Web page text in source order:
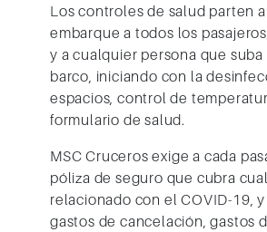
Los controles de salud parten
embarque a todos los
y a cualquier persona que
barco, iniciando con la
espacios, control de
formulario de salud.
MSC Cruceros exige a cada
póliza de seguro que cubra
relacionado con el COVID-19,
gastos de cancelación, gastos